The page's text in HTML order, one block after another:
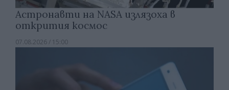
Астронавти на NASA излязоха в
открития космос
07.08.2026 / 15:00